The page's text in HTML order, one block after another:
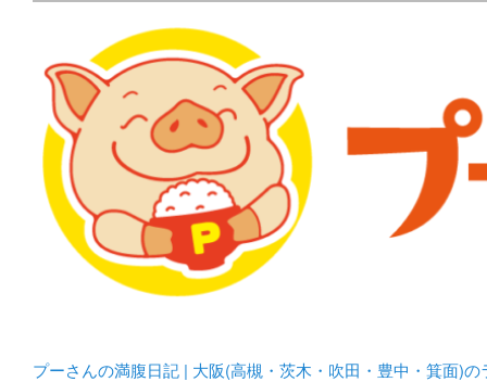
プーさんの満腹日記 |
豊中・箕面)のランチ＆
化してます。
プーさんの満腹日記 | 大阪(高槻・茨木・吹田・豊中・箕面)